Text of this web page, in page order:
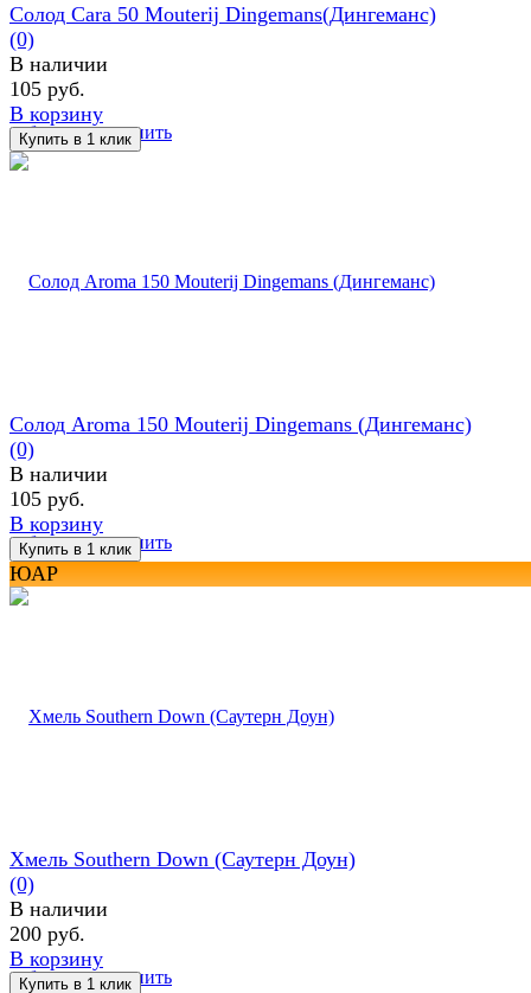
избранное сравнить
Солод Cara 50 Mouterij Dingemans(Дингеманс)
(0)
В наличии
105 руб.
В корзину
избранное сравнить
Солод Aroma 150 Mouterij Dingemans (Дингеманс)
(0)
В наличии
105 руб.
В корзину
ЮАР
избранное сравнить
Хмель Southern Down (Саутерн Доун)
(0)
В наличии
200 руб.
В корзину